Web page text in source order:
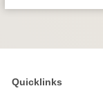
Quicklinks